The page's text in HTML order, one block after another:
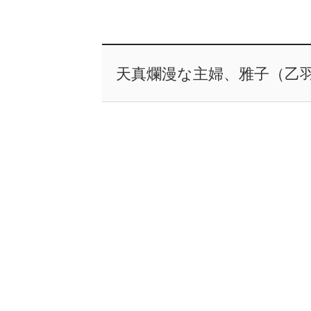
天真爛漫な主婦、雅子（乙